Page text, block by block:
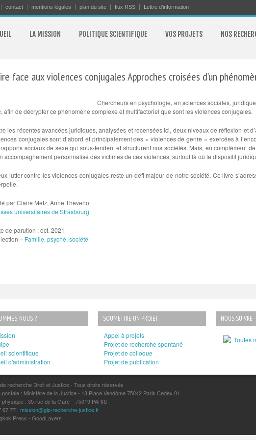
contact mentions légales plan du site flux RSS Lettre d’information
LA MISSION POLITIQUE SCIENTIFIQUE VOS PROJETS NOS
face aux violences conjugales Approches croisées d’un
Chercheurs en psychologie, en sciences sociales,
afin de décrypter ce phénomène complexe et multifactoriel que sont les violences conjugales.
les récentes avancées juridiques, analysées et recensées ici, deux niveaux de réflexion et
conjugales sont d’abord et principalement des « violences de genre » exercées à
sociaux de sexe qui sous-tendent et structurent nos sociétés. Mais, en complément
accompagnement personnalisé des victimes de ces violences, surtout là où le dispositif
lutter contre les violences conjugales reste un défi majeur de notre société. Ce livre
parClaire Metz, Anne Thevenot
universitaires de Strasbourg
de parution : oct. 2021
– Famille, psyché, société
NOUS ?
scientifique
d'administration
SOUMETTRE UN PROJET
Appel à projets
Projet de recherche spontané
Projet de colloque
Projet de publication
NOUS SUIVRE
Toutes
recherche Droit et Justice - Tous droits réservés
postale : Ministère de la Justice - 13 Place Vendôme 75042 Paris Cedex 01
physique : 35 rue de la Gare – 75019 PARIS
67 77 | mission@gip-recherche-justice.fr
Press - GoodLayers